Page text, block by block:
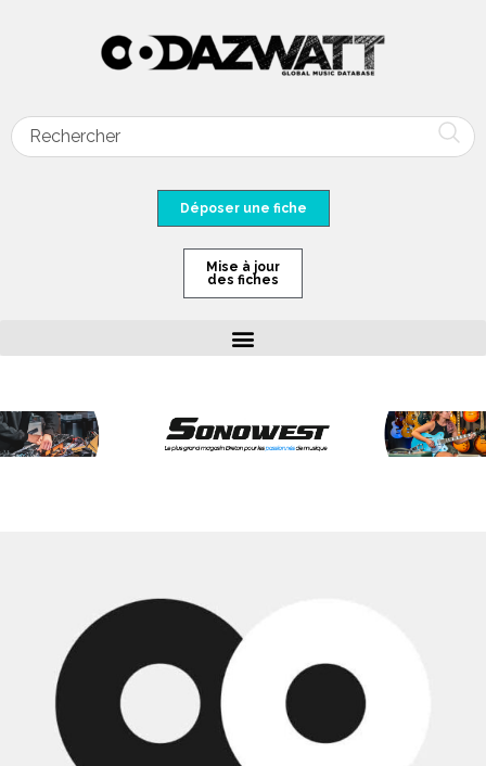
Déposer une fiche
Mise à jour
des fiches